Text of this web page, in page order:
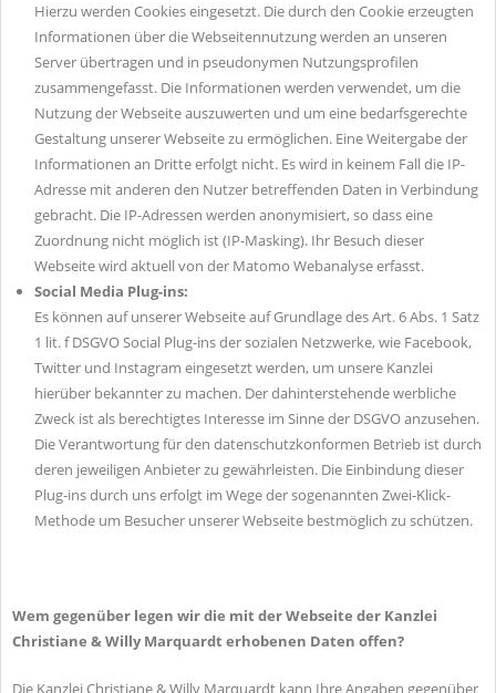
Hierzu werden Cookies eingesetzt. Die durch den Cookie erzeugten
Informationen über die Webseitennutzung werden an unseren
Server übertragen und in pseudonymen Nutzungsprofilen
zusammengefasst. Die Informationen werden verwendet, um die
Nutzung der Webseite auszuwerten und um eine bedarfsgerechte
Gestaltung unserer Webseite zu ermöglichen. Eine Weitergabe der
Informationen an Dritte erfolgt nicht. Es wird in keinem Fall die IP-
Adresse mit anderen den Nutzer betreffenden Daten in Verbindung
gebracht. Die IP-Adressen werden anonymisiert, so dass eine
Zuordnung nicht möglich ist (IP-Masking). Ihr Besuch dieser
Webseite wird aktuell von der Matomo Webanalyse erfasst.
Social Media Plug-ins:
Es können auf unserer Webseite auf Grundlage des Art. 6 Abs. 1 Satz
1 lit. f DSGVO Social Plug-ins der sozialen Netzwerke, wie Facebook,
Twitter und Instagram eingesetzt werden, um unsere Kanzlei
hierüber bekannter zu machen. Der dahinterstehende werbliche
Zweck ist als berechtigtes Interesse im Sinne der DSGVO anzusehen.
Die Verantwortung für den datenschutzkonformen Betrieb ist durch
deren jeweiligen Anbieter zu gewährleisten. Die Einbindung dieser
Plug-ins durch uns erfolgt im Wege der sogenannten Zwei-Klick-
Methode um Besucher unserer Webseite bestmöglich zu schützen.
Wem gegenüber legen wir die mit der Webseite der Kanzlei
Christiane & Willy Marquardt erhobenen Daten offen?
Die Kanzlei Christiane & Willy Marquardt kann Ihre Angaben gegenüber